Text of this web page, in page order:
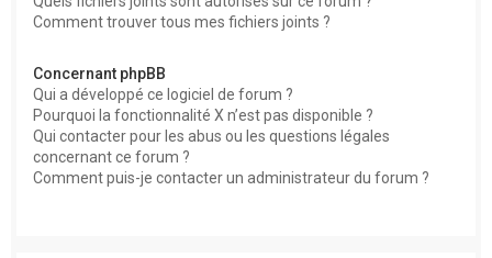
Comment trouver tous mes fichiers joints ?
Concernant phpBB
Qui a développé ce logiciel de forum ?
Pourquoi la fonctionnalité X n’est pas disponible ?
Qui contacter pour les abus ou les questions légales
concernant ce forum ?
Comment puis-je contacter un administrateur du forum ?